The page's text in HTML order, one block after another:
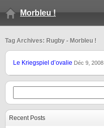
Morbleu !
Tag Archives: Rugby - Morbleu !
Le Kriegspiel d’ovalie Déc 9, 2008
Recent Posts